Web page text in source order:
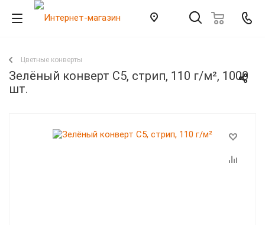
Цветные конверты
Зелёный конверт С5, стрип, 110 г/м², 1000
шт.